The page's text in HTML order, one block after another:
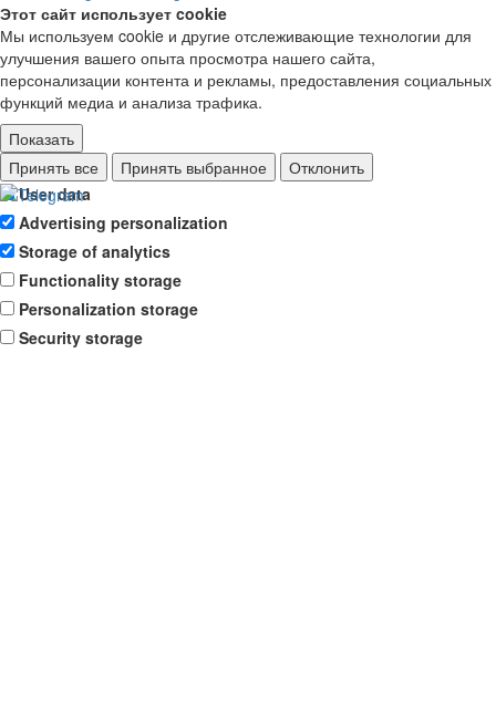
Этот сайт использует cookie
Мы используем cookie и другие отслеживающие технологии для
улучшения вашего опыта просмотра нашего сайта,
персонализации контента и рекламы, предоставления социальных
функций медиа и анализа трафика.
Показать
Ad storage
User data
Advertising personalization
Storage of analytics
Functionality storage
Personalization storage
Security storage
Принять все Принять выбранное Отклонить